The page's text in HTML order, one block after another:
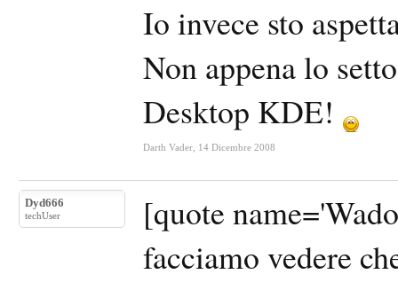
Io invece sto
Non appena lo
Desktop KDE!
Darth Vader 14 Dicembre 2008
Dyd666
techUser
[quote
facciamo vedere